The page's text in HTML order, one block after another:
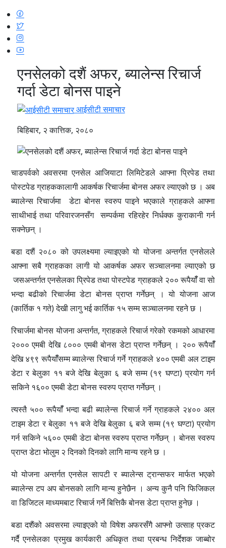
एनसेलको दशैं अफर, ब्यालेन्स रिचार्ज
गर्दा डेटा बोनस पाइने
आईसीटी समाचार
बिहिबार, २ कात्तिक, २०८०
चाडपर्वको अवसरमा एनसेल आजियाटा लिमिटेडले आफ्ना प्रिपेड तथा
पोस्टपेड ग्राहककालागी आकर्षक रिचार्जमा बोनस अफर ल्याएको छ । अब
ब्यालेन्स रिचार्जमा डेटा बोनस स्वरुप पाइने भएकाले ग्राहकले आफ्ना
साथीभाई तथा परिवारजनसँग सम्पर्कमा रहिरहेर निर्धक्क कुराकानी गर्न
सक्नेछन् ।
बडा दशैं २०८० को उपलक्ष्यमा ल्याइएको यो योजना अन्तर्गत एनसेलले
आफ्ना सबै ग्राहकका लागी यो आकर्षक अफर सञ्चालनमा ल्याएको छ
जसअन्तर्गत एनसेलका प्रिपेड तथा पोस्टपेड ग्राहकले २०० रूपैयाँँ वा सो
भन्दा बढीको रिचार्जमा डेटा बोनस प्राप्त गर्नेछन् । यो योजना आज
(कार्तिक १ गते) देखी लागु भई कार्तिक १५ सम्म सञ्चालनमा रहने छ ।
रिचार्जमा बोनस योजना अन्तर्गत, ग्राहकले रिचार्ज गरेको रकमको आधारमा
२००० एमबी देखि ८००० एमबी बोनस डेटा प्राप्त गर्नेछन् । २०० रूपैयाँँ
देखि ४९९ रूपैयाँँसम्म ब्यालेन्स रिचार्ज गर्ने ग्राहकले ४०० एमबी अल टाइम
डेटा र बेलुका ११ बजे देखि बेलुका ६ बजे सम्म (१९ घण्टा) प्रयोग गर्न
सकिने १६०० एमबी डेटा बोनस स्वरुप प्राप्त गर्नेछन् ।
त्यस्तै ५०० रूपैयाँँ भन्दा बढी ब्यालेन्स रिचार्ज गर्ने ग्राहकले २४०० अल
टाइम डेटा र बेलुका ११ बजे देखि बेलुका ६ बजे सम्म (१९ घण्टा) प्रयोग
गर्न सकिने ५६०० एमबी डेटा बोनस स्वरुप प्राप्त गर्नेछन् । बोनस स्वरुप
प्राप्त डेटा भोलुम २ दिनको दिनको लागि मान्य रहने छ ।
यो योजना अन्तर्गत एनसेल सापटी र ब्यालेन्स ट्रान्सफर मार्फत भएको
ब्यालेन्स टप अप बोनसको लागि मान्य हुनेछैन । अन्य कुनै पनि फिजिकल
वा डिजिटल माध्यमबाट रिचार्ज गर्ने बित्तिकै बोनस डेटा प्राप्त हुनेछ ।
बडा दशैंको अवसरमा ल्याइएको यो विषेश अफरसँगै आफ्नो उत्साह प्रकट
गर्दै एनसेलका प्रमुख कार्यकारी अधिकृत तथा प्रबन्ध निर्देशक जाब्बोर